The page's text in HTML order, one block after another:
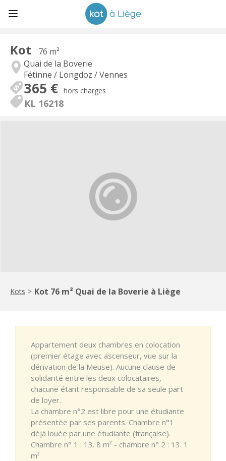
Kot
76 m²
Quai de la Boverie
Fétinne / Longdoz / Vennes
365 € hors charges
KL 16218
Kots > Kot 76 m² Quai de la Boverie à Liège
Appartement deux chambres en colocation
(premier étage avec ascenseur, vue sur la
dérivation de la Meuse). Aucune clause de
solidarité entre les deux colocataires,
chacune étant responsable de sa seule part
de loyer.
La chambre n°2 est libre pour une étudiante
présentée par ses parents. Chambre n°1
déjà louée par une étudiante (française).
Chambre n° 1 : 13. 8 m² - chambre n° 2 : 13. 1
m²